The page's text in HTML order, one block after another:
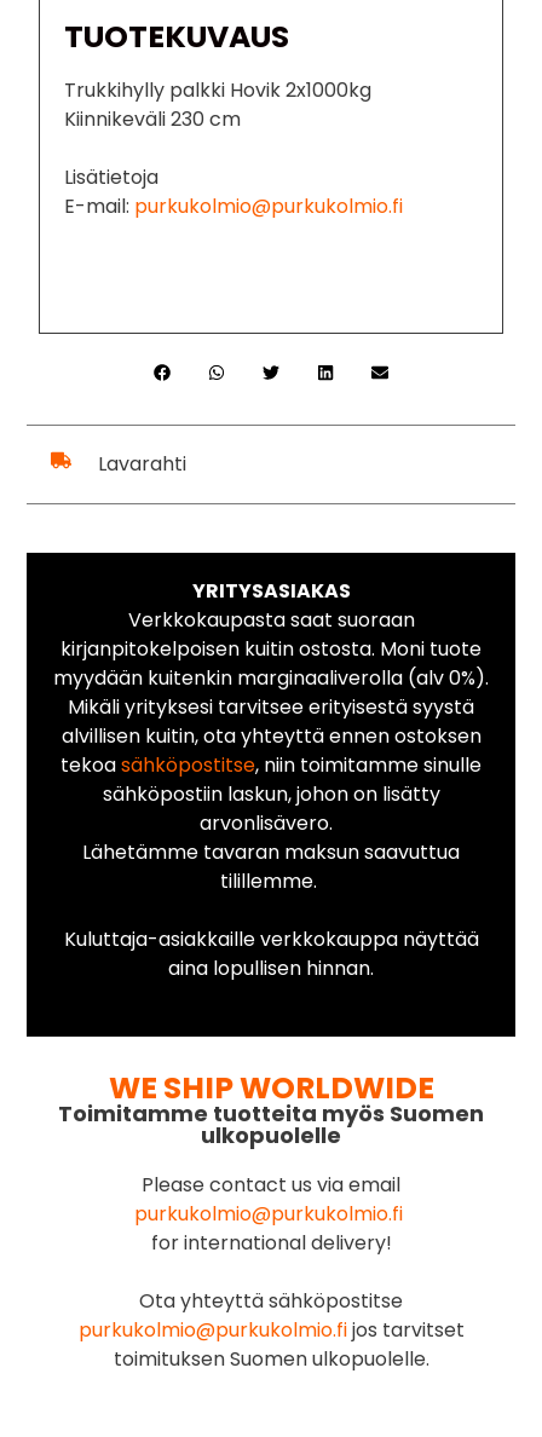
TUOTEKUVAUS
Trukkihylly palkki Hovik 2x1000kg
Kiinnikeväli 230 cm
Lisätietoja
E-mail: purkukolmio@purkukolmio.fi
Lavarahti
YRITYSASIAKAS
Verkkokaupasta saat suoraan
kirjanpitokelpoisen kuitin ostosta. Moni tuote
myydään kuitenkin marginaaliverolla (alv 0%).
Mikäli yrityksesi tarvitsee erityisestä syystä
alvillisen kuitin, ota yhteyttä ennen ostoksen
tekoasähköpostitse, niin toimitamme sinulle
sähköpostiin laskun, johon on lisätty
arvonlisävero.
Lähetämme tavaran maksun saavuttua
tilillemme.
Kuluttaja-asiakkaille verkkokauppa näyttää
aina lopullisen hinnan.
WE SHIP WORLDWIDE
Toimitamme tuotteita myös Suomen
ulkopuolelle
Please contact us via email
purkukolmio@purkukolmio.fi
for international delivery!
Ota yhteyttä sähköpostitse
purkukolmio@purkukolmio.fijos tarvitset
toimituksen Suomen ulkopuolelle.